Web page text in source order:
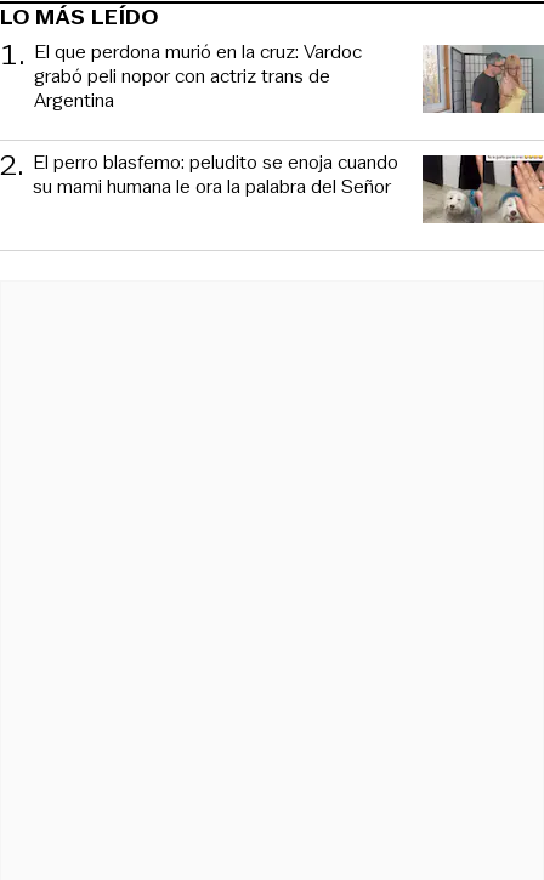
LO MÁS LEÍDO
1. El que perdona murió en la cruz: Vardoc
grabó peli nopor con actriz trans de
Argentina
2. El perro blasfemo: peludito se enoja cuando
su mami humana le ora la palabra del Señor